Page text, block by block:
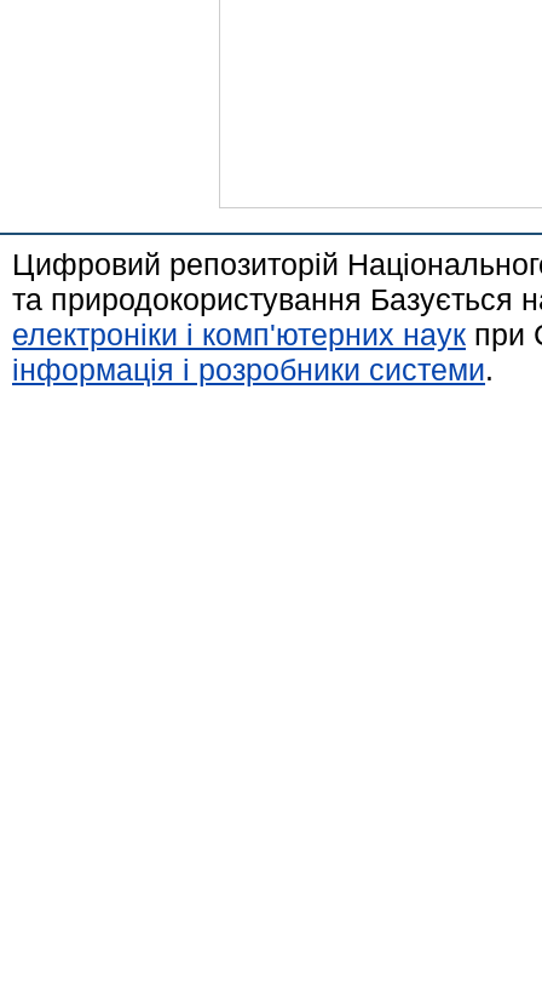
Цифровий репозиторій
та природокористування Базується
електроніки і комп'ютерних наук при
інформація і розробники системи.